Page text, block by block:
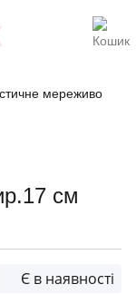
мереживо
см
Є в наявності